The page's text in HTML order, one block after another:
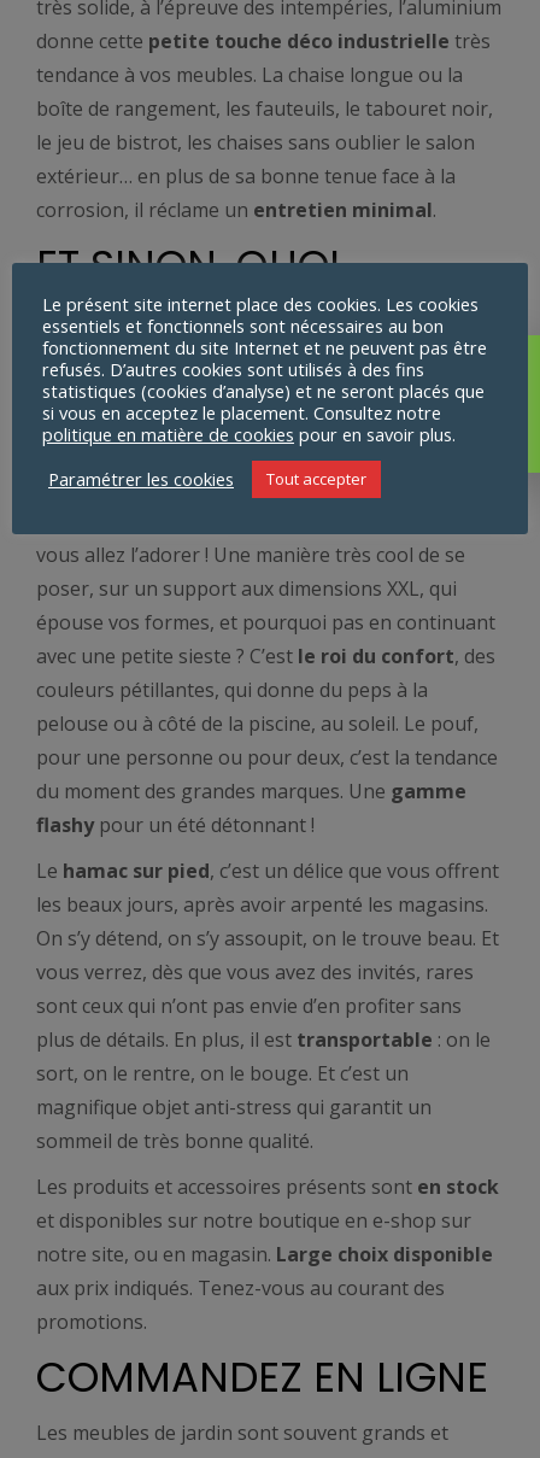
très solide, à l’épreuve des intempéries, l’aluminium
donne cette petite touche déco industrielle très
tendance à vos meubles. La chaise longue ou la
boîte de rangement, les fauteuils, le tabouret noir,
le jeu de bistrot, les chaises sans oublier le salon
extérieur… en plus de sa bonne tenue face à la
corrosion, il réclame un entretien minimal.
ET SINON, QUOI
D’AUTRE ?
Au-delà de ces piliers qui jouent les rôles principaux
dans l’ameublement et la décoration de vos
extérieurs, d’autres tendances émergent pour l’été
naissant.
vous allez l’adorer ! Une manière très cool de se
poser, sur un support aux dimensions XXL, qui
épouse vos formes, et pourquoi pas en continuant
avec une petite sieste ? C’est le roi du confort, des
couleurs pétillantes, qui donne du peps à la
pelouse ou à côté de la piscine, au soleil. Le pouf,
pour une personne ou pour deux, c’est la tendance
du moment des grandes marques. Une gamme
flashypour un été détonnant !
Le hamac sur pied, c’est un délice que vous offrent
les beaux jours, après avoir arpenté les magasins.
On s’y détend, on s’y assoupit, on le trouve beau. Et
vous verrez, dès que vous avez des invités, rares
sont ceux qui n’ont pas envie d’en profiter sans
plus de détails. En plus, il est transportable : on le
sort, on le rentre, on le bouge. Et c’est un
magnifique objet anti-stress qui garantit un
sommeil de très bonne qualité.
Les produits et accessoires présents sont en stock
et disponibles sur notre boutique en e-shop sur
notre site, ou en magasin. Large choix disponible
aux prix indiqués. Tenez-vous au courant des
promotions.
COMMANDEZ EN LIGNE
Les meubles de jardin sont souvent grands et
Aucun produit ne
correspond à votre
sélection.
Le présent site internet place des cookies. Les cookies
essentiels et fonctionnels sont nécessaires au bon
fonctionnement du site Internet et ne peuvent pas être
refusés. D’autres cookies sont utilisés à des fins
statistiques (cookies d’analyse) et ne seront placés que
si vous en acceptez le placement. Consultez notre
politique en matière de cookies pour en savoir plus.
Paramétrer les cookies
Tout accepter